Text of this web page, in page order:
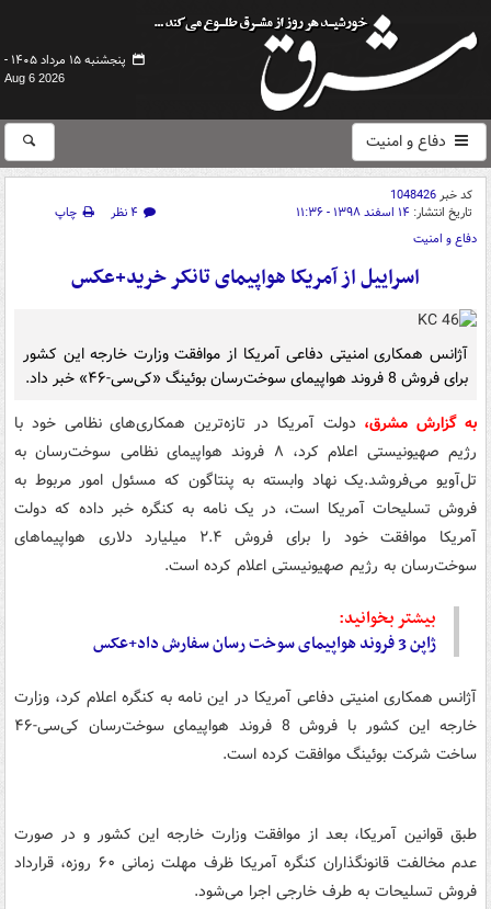
پنجشنبه ۱۵ مرداد ۱۴۰۵ -
Aug 6 2026
دفاع و امنیت
کد خبر1048426
تاریخ انتشار: ۱۴ اسفند ۱۳۹۸ - ۱۱:۳۶ ۴ نظر
چاپ
دفاع و امنیت
اسراییل از آمریکا هواپیمای تانکر خرید+عکس
آژانس همکاری امنیتی دفاعی آمریکا از موافقت وزارت خارجه این کشور
برای فروش 8 فروند هواپیمای سوخت‌رسان بوئینگ «کی‌سی-۴۶» خبر داد.
به گزارش مشرق، دولت آمریکا در تازه‌ترین همکاری‌های نظامی خود با
رژیم صهیونیستی اعلام کرد، ۸ فروند هواپیمای نظامی سوخت‌رسان به
تل‌آویو می‌فروشد.یک نهاد وابسته به پنتاگون که مسئول امور مربوط به
فروش تسلیحات آمریکا است، در یک نامه به کنگره خبر داده که دولت
آمریکا موافقت خود را برای فروش ۲.۴ میلیارد دلاری هواپیماهای
سوخت‌رسان به رژیم صهیونیستی اعلام کرده است.
بیشتر بخوانید:
ژاپن 3 فروند هواپیمای سوخت رسان سفارش داد+عکس
آژانس همکاری امنیتی دفاعی آمریکا در این نامه به کنگره اعلام کرد، وزارت
خارجه این کشور با فروش 8 فروند هواپیمای سوخت‌رسان کی‌سی-۴۶
ساخت شرکت بوئینگ موافقت کرده است.
طبق قوانین آمریکا، بعد از موافقت وزارت خارجه این کشور و در صورت
عدم مخالفت قانونگذاران کنگره آمریکا ظرف مهلت زمانی ۶۰ روزه، قرارداد
فروش تسلیحات به طرف خارجی اجرا می‌شود.